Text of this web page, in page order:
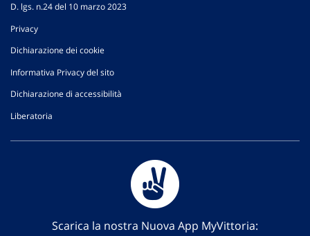
D. lgs. n.24 del 10 marzo 2023
Privacy
Dichiarazione dei cookie
Informativa Privacy del sito
Dichiarazione di accessibilità
Liberatoria
Scarica la nostra Nuova App MyVittoria: